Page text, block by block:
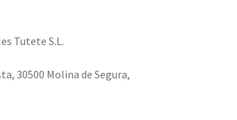
Tutete S.L.
30500 Molina de Segura,